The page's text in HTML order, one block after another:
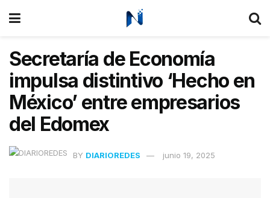
Secretaría de Economía
impulsa distintivo ‘Hecho en
México’ entre empresarios
del Edomex
BY DIARIOREDES junio 19, 2025